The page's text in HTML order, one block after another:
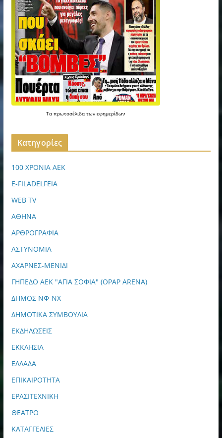
Ταπρωτοσέλιδατωνεφημερίδων
Kατηγορίες
100 ΧΡΟΝΙΑ ΑΕΚ
E-FILADELFEIA
WEB TV
ΑΘΗΝΑ
ΑΡΘΡΟΓΡΑΦΙΑ
ΑΣΤΥΝΟΜΙΑ
ΑΧΑΡΝΕΣ-ΜΕΝΙΔΙ
ΓΗΠΕΔΟ ΑΕΚ "ΑΓΙΑ ΣΟΦΙΑ" (OPAP ARENA)
ΔΗΜΟΣ ΝΦ-ΝΧ
ΔΗΜΟΤΙΚΑ ΣΥΜΒΟΥΛΙΑ
ΕΚΔΗΛΩΣΕΙΣ
ΕΚΚΛΗΣΙΑ
ΕΛΛΑΔΑ
ΕΠΙΚΑΙΡΟΤΗΤΑ
ΕΡΑΣΙΤΕΧΝΙΚΗ
ΘΕΑΤΡΟ
ΚΑΤΑΓΓΕΛΙΕΣ